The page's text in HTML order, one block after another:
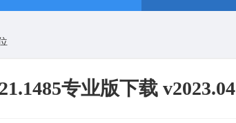
专业版下载 v2023.04